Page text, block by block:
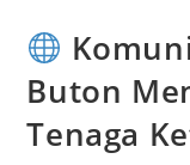
Buton
Tenaga